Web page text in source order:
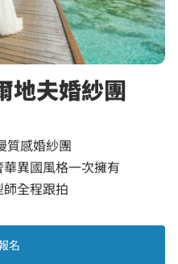
地夫婚紗團
質感婚紗團
異國風格一次擁有
全程跟拍
名